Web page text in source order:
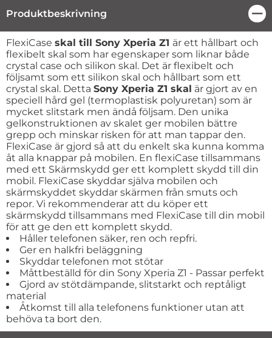
Produktbeskrivning
Produktbeskrivning
FlexiCase skal till Sony Xperia Z1 är ett hållbart och
flexibelt skal som har egenskaper som liknar både
crystal case och silikon skal. Det är flexibelt och
följsamt som ett silikon skal och hållbart som ett
crystal skal. Detta Sony Xperia Z1 skal är gjort av en
speciell hård gel (termoplastisk polyuretan) som är
mycket slitstark men ändå följsam. Den unika
gelkonstruktionen av skalet ger mobilen bättre
grepp och minskar risken för att man tappar den.
FlexiCase är gjord så att du enkelt ska kunna komma
åt alla knappar på mobilen. En flexiCase tillsammans
med ett Skärmskydd ger ett komplett skydd till din
mobil. FlexiCase skyddar själva mobilen och
skärmskyddet skyddar skärmen från smuts och
repor. Vi rekommenderar att du köper ett
skärmskydd tillsammans med FlexiCase till din mobil
för att ge den ett komplett skydd.
Håller telefonen säker, ren och repfri.
Ger en halkfri beläggning
Skyddar telefonen mot stötar
Måttbeställd för din Sony Xperia Z1 - Passar perfekt
Gjord av stötdämpande, slitstarkt och reptåligt
material
Åtkomst till alla telefonens funktioner utan att
behöva ta bort den.